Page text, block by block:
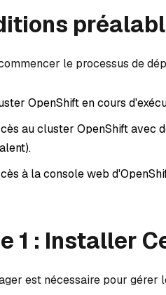
le processus de
OpenShift en cours
au cluster OpenShift avec
à la console web
1 : Installer
est nécessaire pour gérer